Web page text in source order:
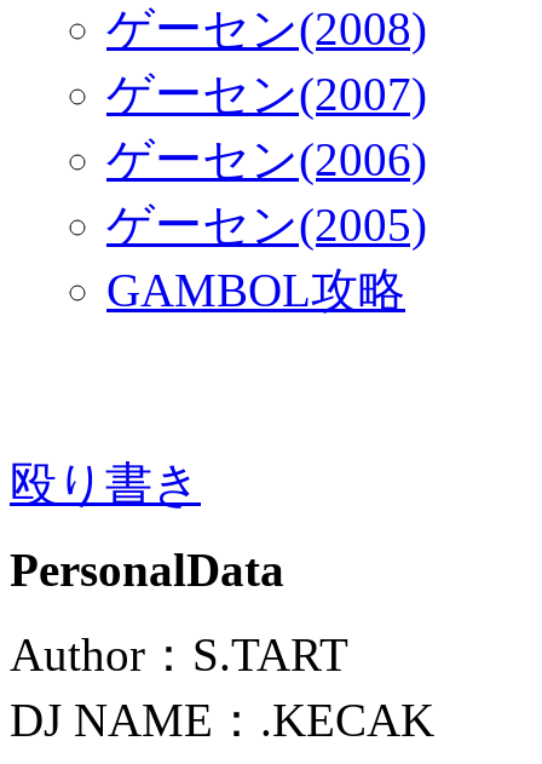
ゲーセン(2008)
ゲーセン(2007)
ゲーセン(2006)
ゲーセン(2005)
GAMBOL攻略
殴り書き
PersonalData
Author：S.TART
DJ NAME：.KECAK